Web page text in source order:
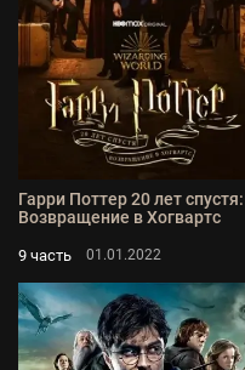
Гарри Поттер 20 лет спустя:
Возвращение в Хогвартс
9 часть 01.01.2022